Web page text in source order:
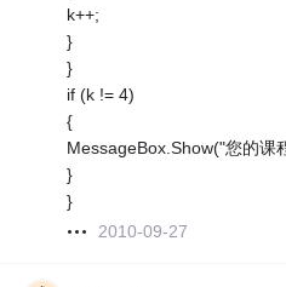
k++;
}
}
if (k != 4)
{
MessageBox.Show("您的课
}
}
2010-09-27